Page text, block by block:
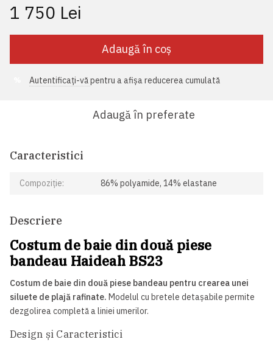
1 750 Lei
Adaugă în coș
Autentificați-văpentru a afișa reducerea cumulată
Adaugă în preferate
Caracteristici
Compoziție: 86% polyamide, 14% elastane
Descriere
Costum de baie din două piese
bandeau Haideah BS23
Costum de baie din două piese bandeau pentru crearea unei
siluete de plajă rafinate. Modelul cu bretele detașabile permite
dezgolirea completă a liniei umerilor.
Design și Caracteristici